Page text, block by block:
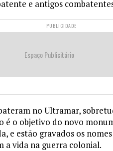
e antigos
PUBLICIDADE
Espaço Publicitário
no Ultramar,
é o objetivo do novo
e estão gravados os
a vida na guerra colonial.